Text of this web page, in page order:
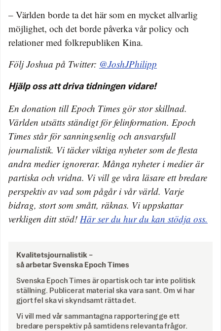
– Världen borde ta det här som en mycket allvarlig
möjlighet, och det borde påverka vår policy och
relationer med folkrepubliken Kina.
Följ Joshua på Twitter: @JoshJPhilipp
Hjälp oss att driva tidningen vidare!
En donation till Epoch Times gör stor skillnad.
Världen utsätts ständigt för felinformation. Epoch
Times står för sanningsenlig och ansvarsfull
journalistik. Vi täcker viktiga nyheter som de flesta
andra medier ignorerar. Många nyheter i medier är
partiska och vridna. Vi vill ge våra läsare ett bredare
perspektiv av vad som pågår i vår värld. Varje
bidrag, stort som smått, räknas. Vi uppskattar
verkligen ditt stöd! Här ser du hur du kan stödja oss.
Kvalitetsjournalistik –
så arbetar Svenska Epoch Times
Svenska Epoch Times är opartisk och tar inte politisk
ställning. Publicerat material ska vara sant. Om vi har
gjort fel ska vi skyndsamt rätta det.
Vi vill med vår sammantagna rapportering ge ett
bredare perspektiv på samtidens relevanta frågor.